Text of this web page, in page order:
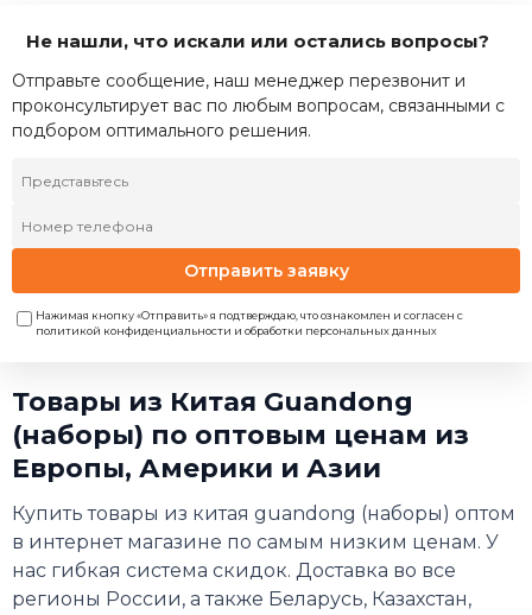
Не нашли, что искали или остались вопросы?
Отправьте сообщение, наш менеджер перезвонит и
проконсультирует вас по любым вопросам, связанными с
подбором оптимального решения.
Отправить заявку
Нажимая кнопку «Отправить» я подтверждаю, что ознакомлен и согласен с
политикой конфиденциальности и обработки персональных данных
Товары из Китая Guandong
(наборы) по оптовым ценам из
Европы, Америки и Азии
Купить товары из китая guandong (наборы) оптом
в интернет магазине по самым низким ценам. У
нас гибкая система скидок. Доставка во все
регионы России, а также Беларусь, Казахстан,